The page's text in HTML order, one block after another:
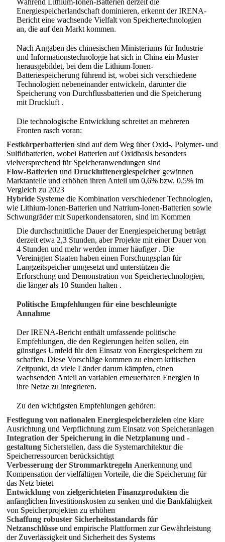
Während Lithium-Ionen-Batterien derzeit die
Energiespeicherlandschaft dominieren, erkennt der IRENA-
Bericht eine wachsende Vielfalt von Speichertechnologien
an, die auf den Markt kommen.
Nach Angaben des chinesischen Ministeriums für Industrie
und Informationstechnologie hat sich in China ein Muster
herausgebildet, bei dem die Lithium-Ionen-
Batteriespeicherung führend ist, wobei sich verschiedene
Technologien nebeneinander entwickeln, darunter die
Speicherung von Durchflussbatterien und die Speicherung
mit Druckluft .
Die technologische Entwicklung schreitet an mehreren
Fronten rasch voran:
Festkörperbatterien sind auf dem Weg über Oxid-, Polymer- und
Sulfidbatterien, wobei Batterien auf Oxidbasis besonders
vielversprechend für Speicheranwendungen sind
Flow-Batterien undDruckluftenergiespeicher gewinnen
Marktanteile und erhöhen ihren Anteil um 0,6% bzw. 0,5% im
Vergleich zu 2023
Hybride Systeme die Kombination verschiedener Technologien,
wie Lithium-Ionen-Batterien und Natrium-Ionen-Batterien sowie
Schwungräder mit Superkondensatoren, sind im Kommen
Die durchschnittliche Dauer der Energiespeicherung beträgt
derzeit etwa 2,3 Stunden, aber Projekte mit einer Dauer von
4 Stunden und mehr werden immer häufiger . Die
Vereinigten Staaten haben einen Forschungsplan für
Langzeitspeicher umgesetzt und unterstützen die
Erforschung und Demonstration von Speichertechnologien,
die länger als 10 Stunden halten .
Politische Empfehlungen für eine beschleunigte
Annahme
Der IRENA-Bericht enthält umfassende politische
Empfehlungen, die den Regierungen helfen sollen, ein
günstiges Umfeld für den Einsatz von Energiespeichern zu
schaffen. Diese Vorschläge kommen zu einem kritischen
Zeitpunkt, da viele Länder darum kämpfen, einen
wachsenden Anteil an variablen erneuerbaren Energien in
ihre Netze zu integrieren.
Zu den wichtigsten Empfehlungen gehören:
Festlegung von nationalen Energiespeicherzielen eine klare
Ausrichtung und Verpflichtung zum Einsatz von Speicheranlagen
Integration der Speicherung in die Netzplanung und -
gestaltung Sicherstellen, dass die Systemarchitektur die
Speicherressourcen berücksichtigt
Verbesserung der Strommarktregeln Anerkennung und
Kompensation der vielfältigen Vorteile, die die Speicherung für
das Netz bietet
Entwicklung von zielgerichteten Finanzprodukten die
anfänglichen Investitionskosten zu senken und die Bankfähigkeit
von Speicherprojekten zu erhöhen
Schaffung robuster Sicherheitsstandards für
Netzanschlüsse und empirische Plattformen zur Gewährleistung
der Zuverlässigkeit und Sicherheit des Systems